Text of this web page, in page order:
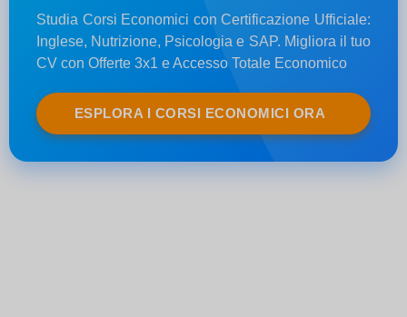
Studia Corsi Economici con Certificazione Ufficiale:
Inglese, Nutrizione, Psicologia e SAP. Migliora il tuo
CV con Offerte 3x1 e Accesso Totale Economico
ESPLORA I CORSI ECONOMICI ORA